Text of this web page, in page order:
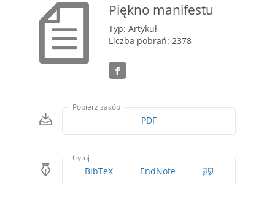
Piękno manifestu
Typ: Artykuł
Liczba pobrań: 2378
Pobierz zasób
PDF
Cytuj
BibTeX EndNote